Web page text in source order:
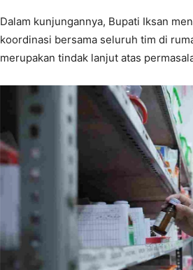
Dalam kunjungannya, Bupati Iksan
koordinasi bersama seluruh tim di
merupakan tindak lanjut atas